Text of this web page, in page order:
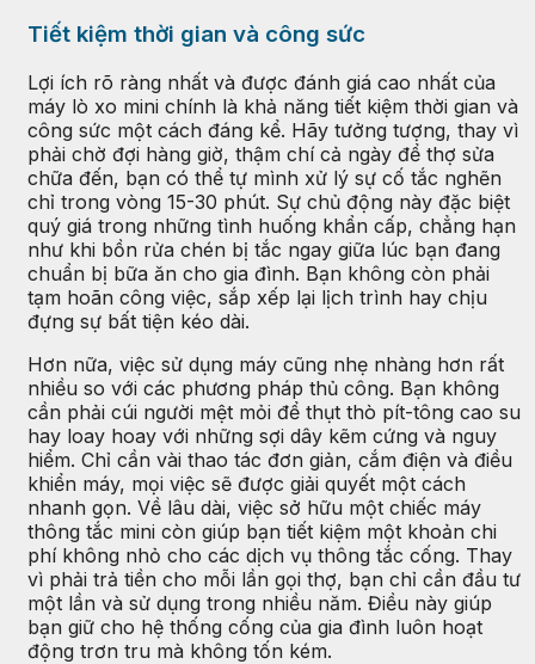
Tiết kiệm thời gian và công sức
Lợi ích rõ ràng nhất và được đánh giá cao nhất của
máy lò xo mini chính là khả năng tiết kiệm thời gian và
công sức một cách đáng kể. Hãy tưởng tượng, thay vì
phải chờ đợi hàng giờ, thậm chí cả ngày để thợ sửa
chữa đến, bạn có thể tự mình xử lý sự cố tắc nghẽn
chỉ trong vòng 15-30 phút. Sự chủ động này đặc biệt
quý giá trong những tình huống khẩn cấp, chẳng hạn
như khi bồn rửa chén bị tắc ngay giữa lúc bạn đang
chuẩn bị bữa ăn cho gia đình. Bạn không còn phải
tạm hoãn công việc, sắp xếp lại lịch trình hay chịu
đựng sự bất tiện kéo dài.
Hơn nữa, việc sử dụng máy cũng nhẹ nhàng hơn rất
nhiều so với các phương pháp thủ công. Bạn không
cần phải cúi người mệt mỏi để thụt thò pít-tông cao su
hay loay hoay với những sợi dây kẽm cứng và nguy
hiểm. Chỉ cần vài thao tác đơn giản, cắm điện và điều
khiển máy, mọi việc sẽ được giải quyết một cách
nhanh gọn. Về lâu dài, việc sở hữu một chiếc máy
thông tắc mini còn giúp bạn tiết kiệm một khoản chi
phí không nhỏ cho các dịch vụ thông tắc cống. Thay
vì phải trả tiền cho mỗi lần gọi thợ, bạn chỉ cần đầu tư
một lần và sử dụng trong nhiều năm. Điều này giúp
bạn giữ cho hệ thống cống của gia đình luôn hoạt
động trơn tru mà không tốn kém.